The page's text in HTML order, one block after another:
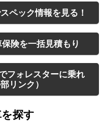
ペック情報を見る！
険を一括見積もり
フォレスターに乗れ
リンク）
探す